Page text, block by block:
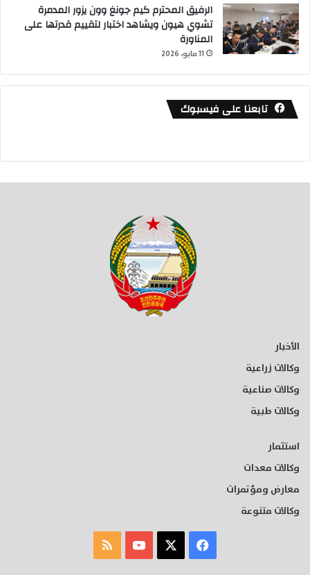
الرفيق المحترم كيم جونغ وون يزور المدمرة
تشوي هيون ويشاهد اختبار لتقييم قدرتها على
المناورة
11 مايو، 2026
تابعنا على فيسبوك
الأخبار
وكالات زراعية
وكالات صناعية
وكالات طبية
استثمار
وكالات معدات
معارض ومؤتمرات
وكالات متنوعة
فيسبوك ‫YouTubeملخص